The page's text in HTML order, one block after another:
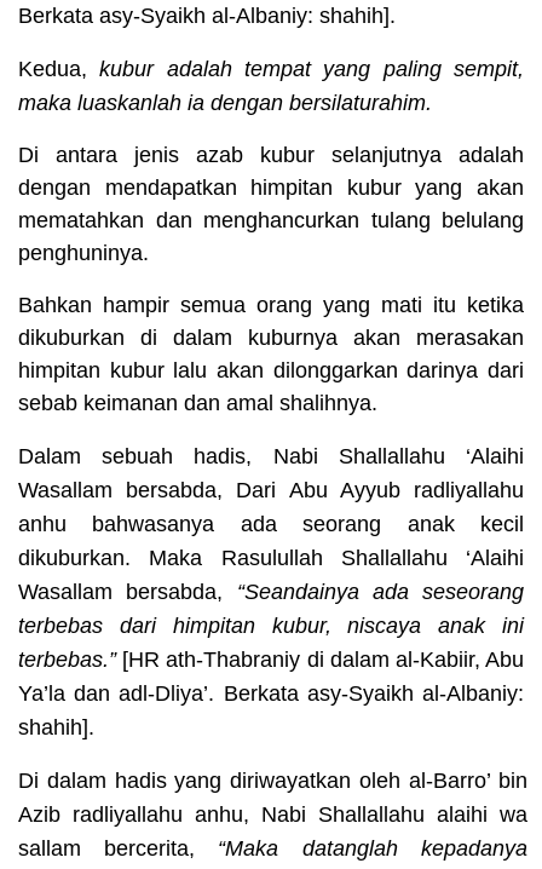
Berkata asy-Syaikh al-Albaniy: shahih].
Kedua,kubur adalah tempat yang paling sempit,
maka luaskanlah ia dengan bersilaturahim.
Di antara jenis azab kubur selanjutnya adalah
dengan mendapatkan himpitan kubur yang akan
mematahkan dan menghancurkan tulang belulang
penghuninya.
Bahkan hampir semua orang yang mati itu ketika
dikuburkan di dalam kuburnya akan merasakan
himpitan kubur lalu akan dilonggarkan darinya dari
sebab keimanan dan amal shalihnya.
Dalam sebuah hadis, Nabi Shallallahu ‘Alaihi
Wasallam bersabda, Dari Abu Ayyub
radliyallahu
anhu
bahwasanya ada seorang anak kecil
dikuburkan. Maka Rasulullah Shallallahu ‘Alaihi
Wasallam
bersabda, “Seandainya ada seseorang
terbebas dari himpitan kubur, niscaya anak ini
terbebas.”[HR ath-Thabraniy di dalam al-Kabiir, Abu
Ya’la dan adl-Dliya’. Berkata asy-Syaikh al-Albaniy:
shahih].
Di dalam hadis yang diriwayatkan oleh al-Barro’ bin
Azib radliyallahu anhu, Nabi Shallallahu alaihi wa
sallam bercerita, “Maka datanglah kepadanya